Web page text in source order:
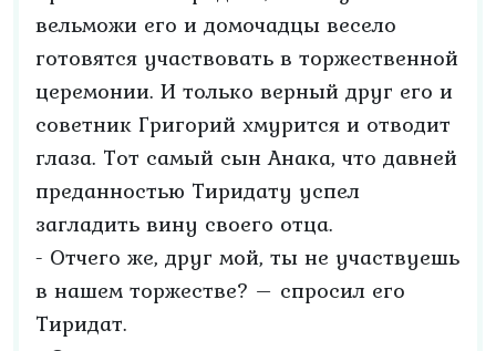
вельможи его и домочадцы весело
готовятся участвовать в торжественной
церемонии. И только верный друг его и
советник Григорий хмурится и отводит
глаза. Тот самый сын Анака, что давней
преданностью Тиридату успел
загладить вину своего отца.
- Отчего же, друг мой, ты не участвуешь
в нашем торжестве? – спросил его
Тиридат.